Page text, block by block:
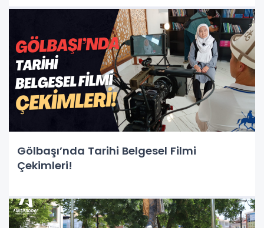
Gölbaşı’nda Tarihi Belgesel Filmi
Çekimleri!